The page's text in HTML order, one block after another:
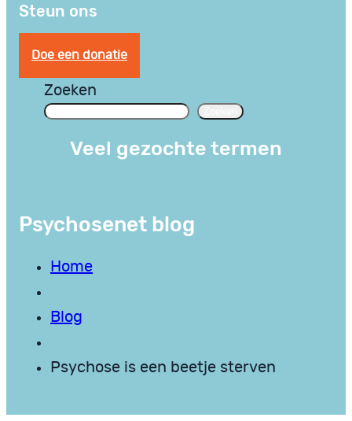
Steun ons
Doe een donatie
Zoeken
Veel gezochte termen
Psychosenet blog
Home
Blog
Psychose is een beetje sterven